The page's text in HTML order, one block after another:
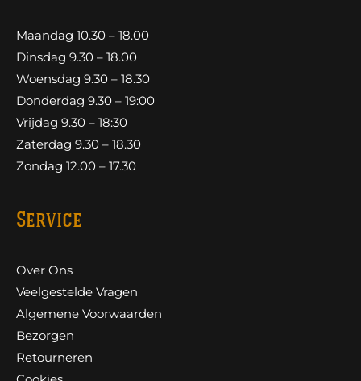
Maandag 10.30 – 18.00
Dinsdag 9.30 – 18.00
Woensdag 9.30 – 18.30
Donderdag 9.30 – 19:00
Vrijdag 9.30 – 18:30
Zaterdag 9.30 – 18.30
Zondag 12.00 – 17.30
Service
Over Ons
Veelgestelde Vragen
Algemene Voorwaarden
Bezorgen
Retourneren